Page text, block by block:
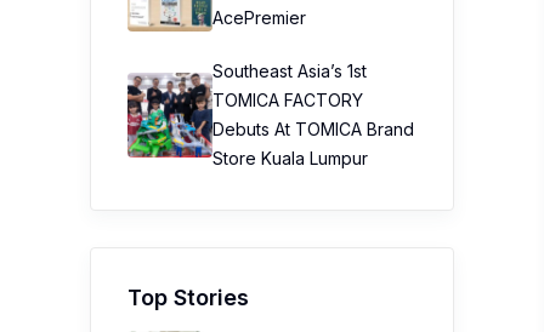
AcePremier
Southeast Asia’s 1st
TOMICA FACTORY
Debuts At TOMICA Brand
Store Kuala Lumpur
Top Stories